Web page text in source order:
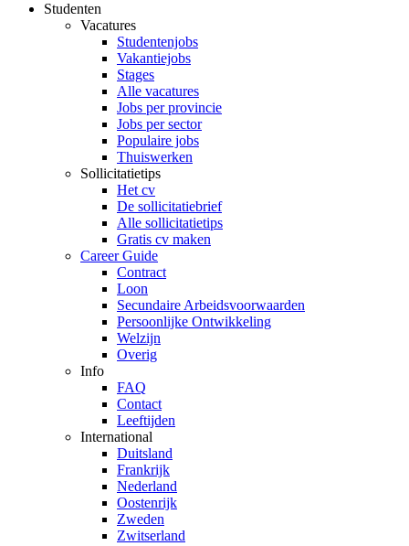
Studenten
Vacatures
Studentenjobs
Vakantiejobs
Stages
Alle vacatures
Jobs per provincie
Jobs per sector
Populaire jobs
Thuiswerken
Sollicitatietips
Het cv
De sollicitatiebrief
Alle sollicitatietips
Gratis cv maken
Career Guide
Contract
Loon
Secundaire Arbeidsvoorwaarden
Persoonlijke Ontwikkeling
Welzijn
Overig
Info
FAQ
Contact
Leeftijden
International
Duitsland
Frankrijk
Nederland
Oostenrijk
Zweden
Zwitserland